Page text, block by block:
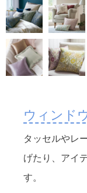
ウィンド
タッセルやレ
げたり、アイ
す。